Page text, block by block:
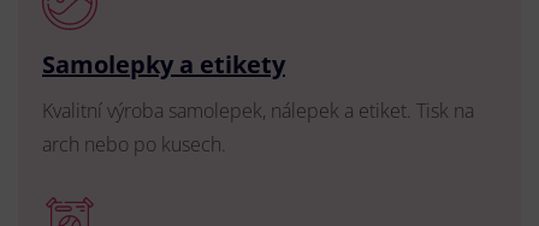
Samolepky a etikety
Kvalitní výroba samolepek, nálepek a etiket. Tisk na
arch nebo po kusech.